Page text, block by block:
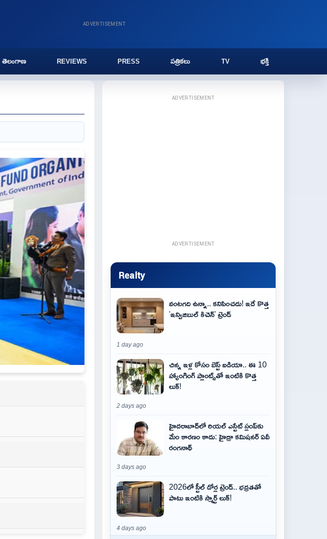
ADVERTISEMENT
తెలంగాణ REVIEWS PRESS పత్రికలు TV భక్తి
ADVERTISEMENT
ADVERTISEMENT
Realty
వంటగది ఉన్నా.. కనిపించదు! ఇదే కొత్త
'ఇన్విజిబుల్ కిచెన్' ట్రెండ్
1 day ago
చిన్న ఇళ్ల కోసం బెస్ట్ ఐడియా.. ఈ 10
హ్యాంగింగ్ ప్లాంట్స్‌తో ఇంటికి కొత్త
లుక్!
2 days ago
హైదరాబాద్‌లో రియల్ ఎస్టేట్ స్లంప్‌కు
మేం కారణం కాదు: హైడ్రా కమిషనర్ ఏవీ
రంగనాథ్
3 days ago
2026లో స్టీల్ డోర్ల ట్రెండ్.. భద్రతతో
పాటు ఇంటికి స్మార్ట్ లుక్!
4 days ago